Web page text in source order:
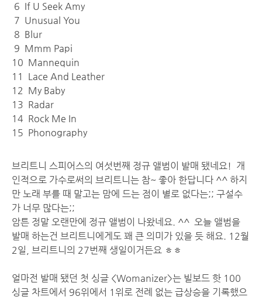
6 If U Seek Amy
7 Unusual You
8 Blur
9 Mmm Papi
10 Mannequin
11 Lace And Leather
12 My Baby
13 Radar
14 Rock Me In
15 Phonography
브리트니 스피어스의 여섯번째 정규 앨범이 발매 됐네요! 개
인적으로 가수로써의 브리트니는 참~ 좋아 한답니다 ^^ 하지
만 노래 부를 때 말고는 맘에 드는 점이 별로 없다는;; 구설수
가 너무 많다는;;
암튼 정말 오랜만에 정규 앨범이 나왔네요. ^^ 오늘 앨범을
발매 하는건 브리트니에게도 꽤 큰 의미가 있을 듯 해요. 12월
2일, 브리트니의 27번째 생일이거든요 ㅎㅎ
얼마전 발매 됐던 첫 싱글 <Womanizer>는 빌보드 핫 100
싱글 차트에서 96위에서 1위로 전례 없는 급상승을 기록했으